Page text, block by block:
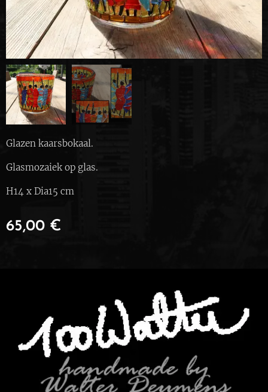
Glazen kaarsbokaal.
Glasmozaiek op glas.
H14 x Dia15 cm
65,00 €